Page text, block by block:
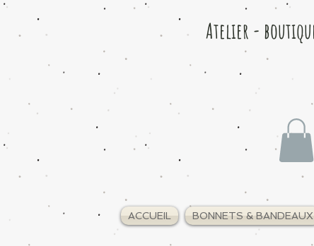
Atelier - boutique
ACCUEIL BONNETS & BANDEAUX